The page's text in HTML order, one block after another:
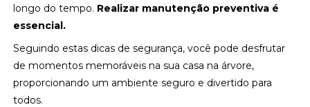
longo do tempo. Realizar manutenção preventiva é
essencial.
Seguindo estas dicas de segurança, você pode desfrutar
de momentos memoráveis na sua casa na árvore,
proporcionando um ambiente seguro e divertido para
todos.